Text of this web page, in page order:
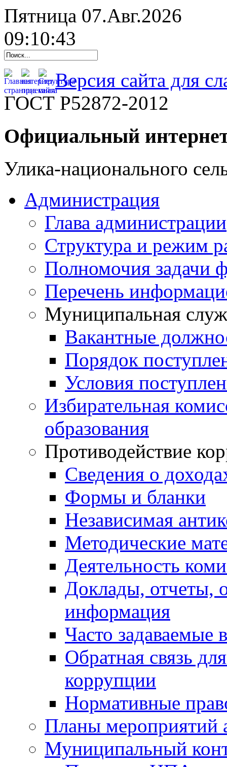
Пятница 07.Авг.2026
09:10:44
Версия сайта для
ГОСТ Р52872-2012
Официальный
Улика-национального
Администрация
Глава администрации
Структура и режим
Полномочия задачи
Перечень
Муниципальная
Вакантные
Порядок
Условия
Избирательная
образования
Противодействие
Сведения о
Формы и бланки
Независимая
Методические
Деятельность
Доклады, отчеты,
информация
Часто задаваемые
Обратная связь
коррупции
Нормативные
Планы мероприятий
Муниципальный